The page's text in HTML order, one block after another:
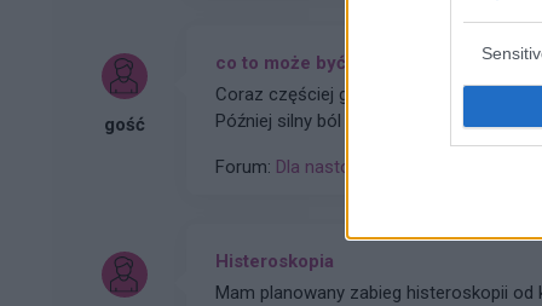
gość
co to może być (krępująca treść)
Coraz częściej gdy muszę skorzystać z
Później silny ból , jakby do wejścia do odbytu. Ból jest dosyć intensywny, kąpiel lub chłodna woda
pomaga. Dodam , trwa to tak od około
Forum: Dla nastolatek
Histeroskopia
Mam planowany zabieg histeroskopii od kilku miesięcy. Ze względu na problemy hormonalne